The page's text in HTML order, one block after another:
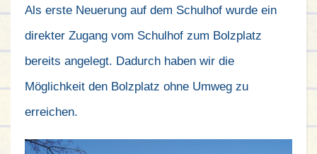
Als erste Neuerung auf dem Schulhof wurde ein
direkter Zugang vom Schulhof zum Bolzplatz
bereits angelegt. Dadurch haben wir die
Möglichkeit den Bolzplatz ohne Umweg zu
erreichen.